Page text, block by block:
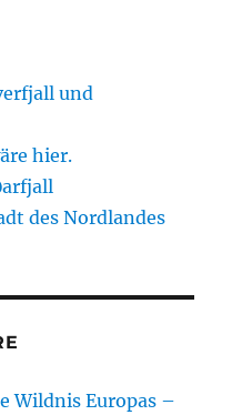
und
hier.
des Nordlandes
Wildnis Europas –